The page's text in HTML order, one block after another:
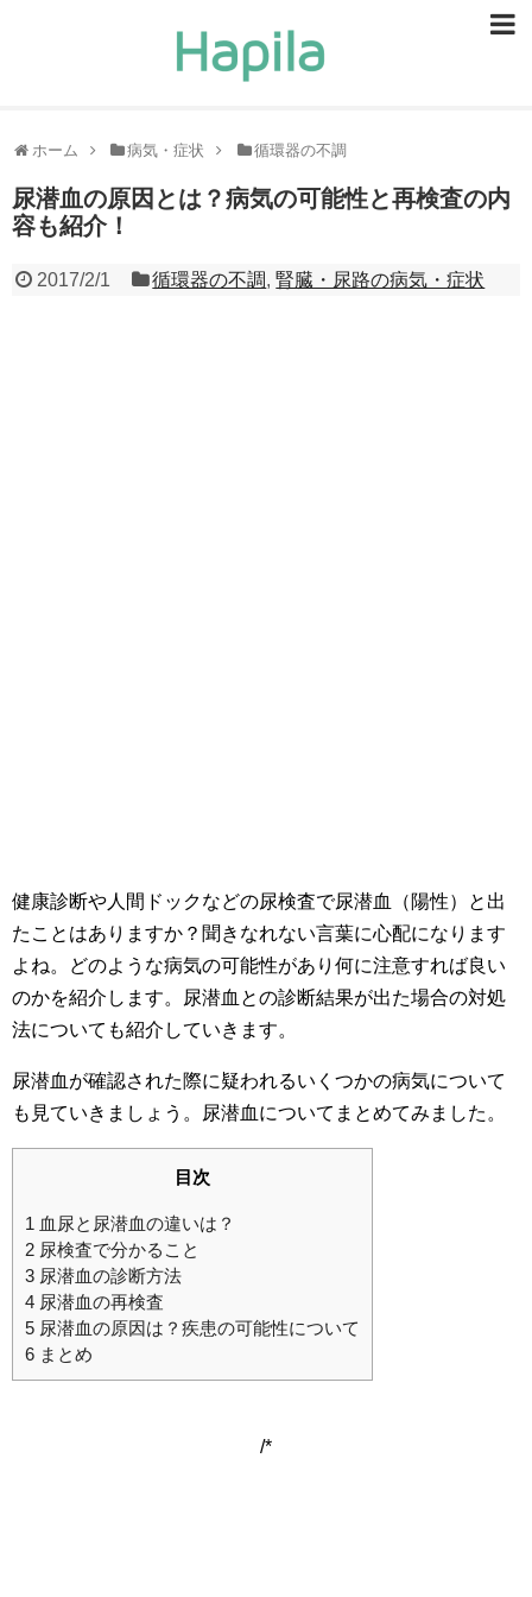
ホーム 病気・症状 循環器の不調
尿潜血の原因とは？病気の可能性と再検査の内
容も紹介！
2017/2/1 循環器の不調,腎臓・尿路の病気・症状
健康診断や人間ドックなどの尿検査で尿潜血（陽性）と出
たことはありますか？聞きなれない言葉に心配になります
よね。どのような病気の可能性があり何に注意すれば良い
のかを紹介します。尿潜血との診断結果が出た場合の対処
法についても紹介していきます。
尿潜血が確認された際に疑われるいくつかの病気について
も見ていきましょう。尿潜血についてまとめてみました。
目次
1 血尿と尿潜血の違いは？
2 尿検査で分かること
3 尿潜血の診断方法
4 尿潜血の再検査
5 尿潜血の原因は？疾患の可能性について
6 まとめ
/*
ヘアケア
ヘルスケア
食事・食べ物